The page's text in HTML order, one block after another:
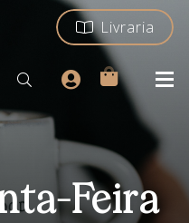
Livraria
Feira